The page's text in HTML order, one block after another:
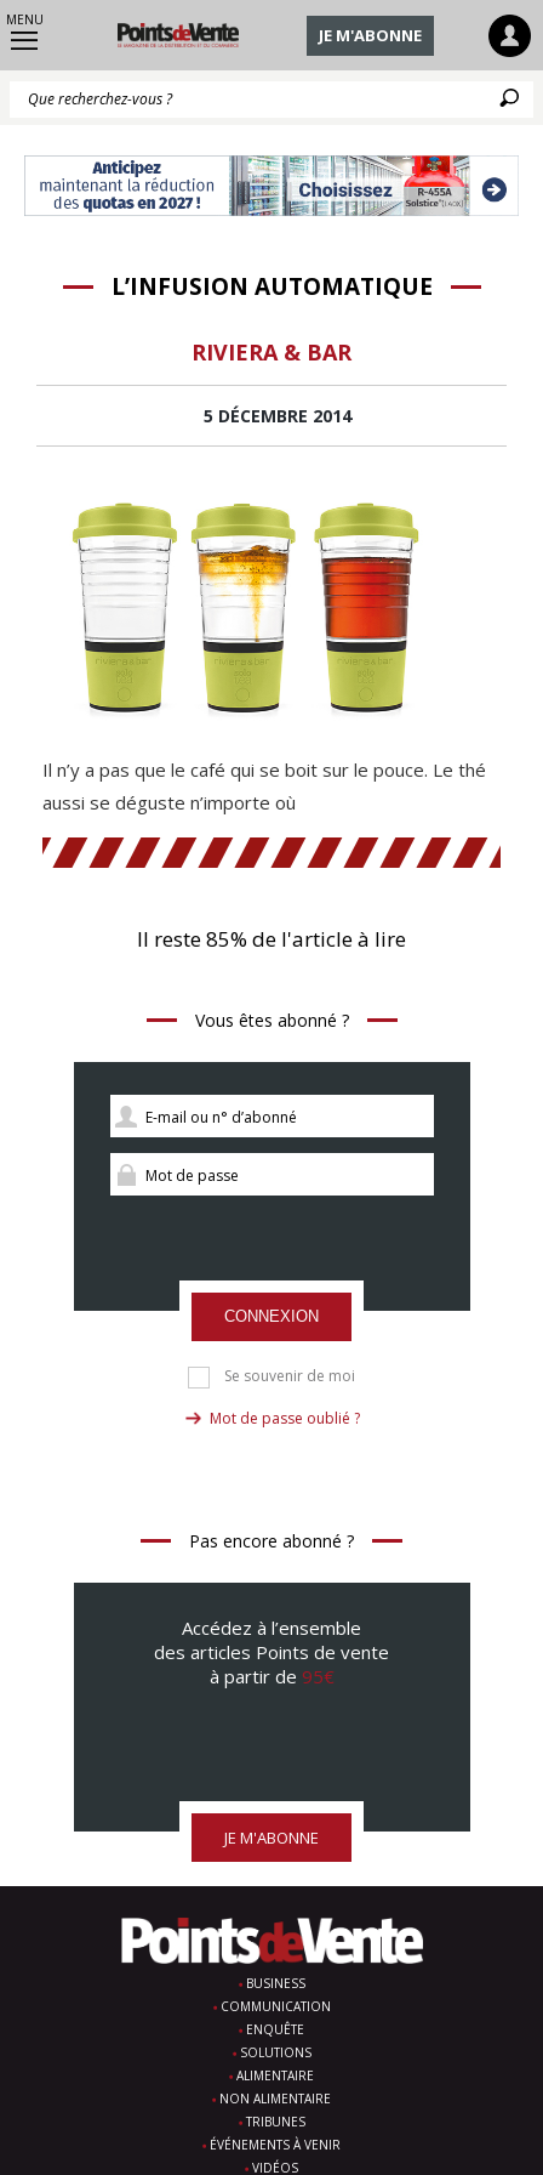
MENU
JE M'ABONNE
L’INFUSION AUTOMATIQUE
RIVIERA & BAR
5 DÉCEMBRE 2014
Il n’y a pas que le café qui se boit sur le pouce. Le thé
aussi se déguste n’importe où
Il reste 85% de l'article à lire
Vous êtes abonné ?
CONNEXION
Se souvenir de moi
Mot de passe oublié ?
Pas encore abonné ?
Accédez à l’ensemble
des articles Points de vente
à partir de 95€
JE M'ABONNE
BUSINESS
COMMUNICATION
ENQUÊTE
SOLUTIONS
ALIMENTAIRE
NON ALIMENTAIRE
TRIBUNES
ÉVÉNEMENTS À VENIR
VIDÉOS